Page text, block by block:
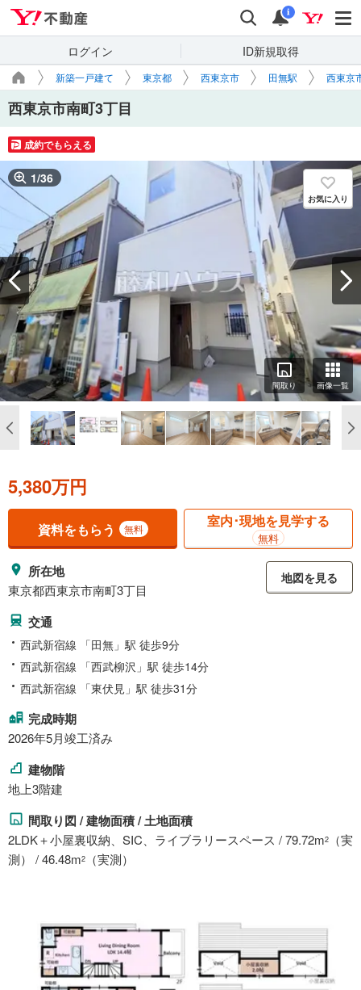
検索 通知
i
ログイン ID新規取得
新築一戸建て 東京都 西東京市 田無駅 西東京
西東京市南町3丁目
成約でもらえる
1/36
お気に入り
間取り 画像一覧
5,380万円
資料をもらう 無料 室内･現地を見学する
無料
所在地
東京都西東京市南町3丁目
地図を見る
交通
西武新宿線 「田無」駅 徒歩9分
西武新宿線 「西武柳沢」駅 徒歩14分
西武新宿線 「東伏見」駅 徒歩31分
完成時期
2026年5月竣工済み
建物階
地上3階建
間取り図 / 建物面積 / 土地面積
2LDK＋小屋裏収納、SIC、ライブラリースペース / 79.72m2
（実
測） / 46.48m2 （実測）